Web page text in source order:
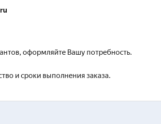
оформляйте Вашу потребность.
и сроки выполнения заказа.